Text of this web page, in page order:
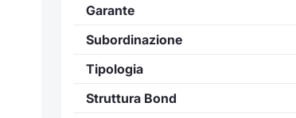
Garante
Subordinazione
Tipologia
Struttura Bond